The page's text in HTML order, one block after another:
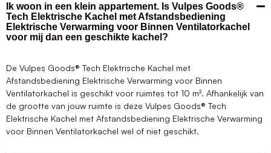
Ik woon in een klein appartement. Is Vulpes Goods®
Tech Elektrische Kachel met Afstandsbediening
Elektrische Verwarming voor Binnen Ventilatorkachel
voor mij dan een geschikte kachel?
De Vulpes Goods® Tech Elektrische Kachel met
Afstandsbediening Elektrische Verwarming voor Binnen
Ventilatorkachel is geschikt voor ruimtes tot 10 m². Afhankelijk van
de grootte van jouw ruimte is deze Vulpes Goods® Tech
Elektrische Kachel met Afstandsbediening Elektrische Verwarming
voor Binnen Ventilatorkachel wel of niet geschikt.